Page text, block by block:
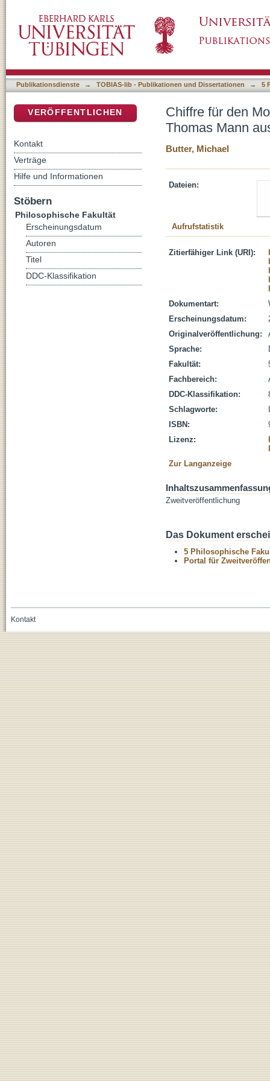
Amerikanisten
Publikationsdienste → TOBIAS-lib - Publikationen und Dissertationen → 5
Chiffre für den
Thomas Mann
Butter, Michael
Dateien:
Aufrufstatistik
Zitierfähiger Link (URI):
Dokumentart:
Erscheinungsdatum:
Originalveröffentlichung:
Sprache:
Fakultät:
Fachbereich:
DDC-Klassifikation:
Schlagworte:
ISBN:
Lizenz:
Zur Langanzeige
Zweitveröffentlichung
Das Dokument
5 Philosophische
Portal für
VERÖFFENTLICHEN
Kontakt
Verträge
Hilfe und Informationen
Stöbern
Philosophische Fakultät
Erscheinungsdatum
Autoren
Titel
DDC-Klassifikation
Kontakt